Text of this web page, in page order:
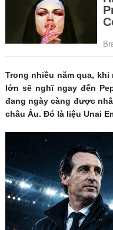
Trong nhiều năm qua,
lớn sẽ nghĩ ngay đến
đang ngày càng được
châu Âu. Đó là liệu Unai